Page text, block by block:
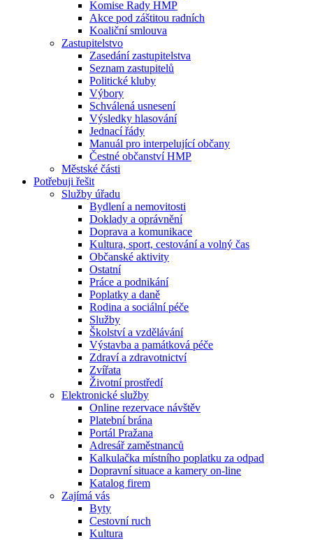
Komise Rady HMP
Akce pod záštitou radních
Koaliční smlouva
Zastupitelstvo
Zasedání zastupitelstva
Seznam zastupitelů
Politické kluby
Výbory
Schválená usnesení
Výsledky hlasování
Jednací řády
Manuál pro interpelující občany
Čestné občanství HMP
Městské části
Potřebuji řešit
Služby úřadu
Bydlení a nemovitosti
Doklady a oprávnění
Doprava a komunikace
Kultura, sport, cestování a volný čas
Občanské aktivity
Ostatní
Práce a podnikání
Poplatky a daně
Rodina a sociální péče
Služby
Školství a vzdělávání
Výstavba a památková péče
Zdraví a zdravotnictví
Zvířata
Životní prostředí
Elektronické služby
Online rezervace návštěv
Platební brána
Portál Pražana
Adresář zaměstnanců
Kalkulačka místního poplatku za odpad
Dopravní situace a kamery on-line
Katalog firem
Zajímá vás
Byty
Cestovní ruch
Kultura